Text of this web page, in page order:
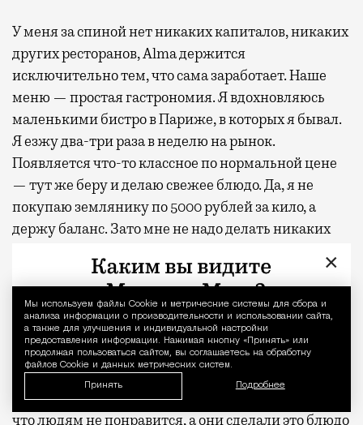
Уведомление
Мы используем файлы Сookie и метрические системы для сбора и
анализа информации о производительности и использовании сайта,
а также для улучшения и индивидуальной настройки
предоставления информации. Нажимая кнопку «Принять» или
продолжая пользоваться сайтом, вы соглашаетесь на обработку
файлов Cookie и данных метрических систем.
Принять Подробнее
У меня за спиной нет никаких капиталов, никаких
других ресторанов, Alma держится
исключительно тем, что сама заработает. Наше
меню — простая гастрономия. Я вдохновляюсь
маленькими бистро в Париже, в которых я бывал.
Я езжу два-три раза в неделю на рынок.
Появляется что-то классное по нормальной цене
— тут же беру и делаю свежее блюдо. Да, я не
покупаю землянику по 5000 рублей за кило, а
держу баланс. Зато мне не надо делать никаких
группы, с кем-то советоваться. Купил ящик
довольны.
Я, например, попробовал чакапули классное в
гостях. Ввел в меню свою версию из телячьей шеи
со сморчками и картофелем. Сначала переживал,
что людям не понравится, а они сделали это блюдо
×